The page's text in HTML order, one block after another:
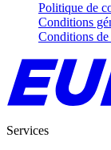
Politique de
Conditions
Conditions de
Services